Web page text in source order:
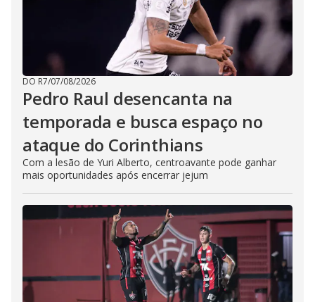
DO R7/07/08/2026
Pedro Raul desencanta na
temporada e busca espaço no
ataque do Corinthians
Com a lesão de Yuri Alberto, centroavante pode ganhar
mais oportunidades após encerrar jejum